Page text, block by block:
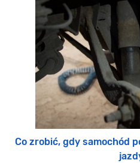
Co zrobić, gdy samochód